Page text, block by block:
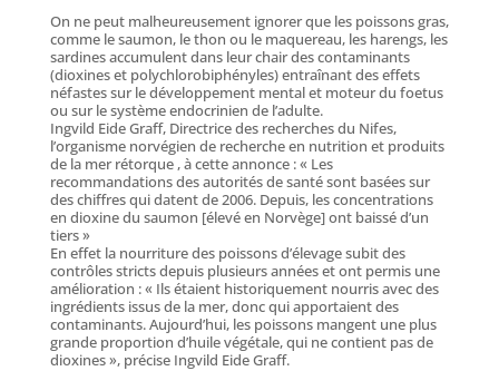
On ne peut malheureusement ignorer que les poissons gras,
comme le saumon, le thon ou le maquereau, les harengs, les
sardines accumulent dans leur chair des contaminants
(dioxines et polychlorobiphényles) entraînant des effets
néfastes sur le développement mental et moteur du foetus
ou sur le système endocrinien de l’adulte.
Ingvild Eide Graff, Directrice des recherches du Nifes,
l’organisme norvégien de recherche en nutrition et produits
de la mer rétorque , à cette annonce : « Les
recommandations des autorités de santé sont basées sur
des chiffres qui datent de 2006. Depuis, les concentrations
en dioxine du saumon [élevé en Norvège] ont baissé d’un
tiers »
En effet la nourriture des poissons d’élevage subit des
contrôles stricts depuis plusieurs années et ont permis une
amélioration : « Ils étaient historiquement nourris avec des
ingrédients issus de la mer, donc qui apportaient des
contaminants. Aujourd’hui, les poissons mangent une plus
grande proportion d’huile végétale, qui ne contient pas de
dioxines », précise Ingvild Eide Graff.